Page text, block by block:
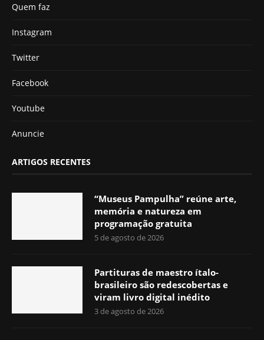
Quem faz
Instagram
Twitter
Facebook
Youtube
Anuncie
ARTIGOS RECENTES
“Museus Pampulha” reúne arte,
memória e natureza em
programação gratuita
5 de agosto de 2026
Partituras de maestro ítalo-
brasileiro são redescobertas e
viram livro digital inédito
3 de agosto de 2026